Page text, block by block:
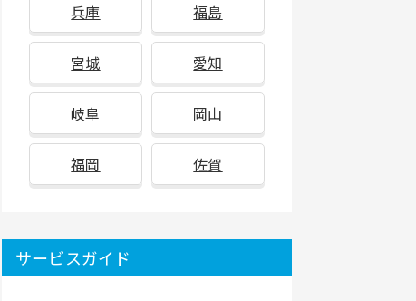
兵庫 福島
宮城 愛知
岐阜 岡山
福岡 佐賀
サービスガイド